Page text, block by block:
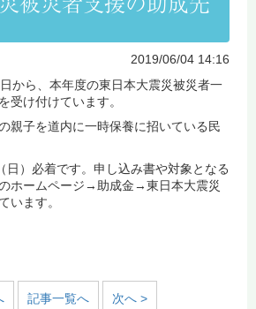
2019/06/04 14:16
から、本年度の東日本大震災被災者一
受け付けています。
親子を道内に一時保養に招いている民
日）必着です。申し込み書や対象となる
ホームページ→助成金→東日本大震災
います。
記事一覧へ 次へ >